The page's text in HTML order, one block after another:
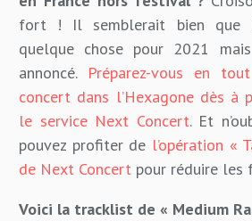
fort ! Il semblerait bien que
quelque chose pour 2021
annoncé. Préparez-vous en
concert dans l’Hexagone dès à
le service Next Concert. Et
pouvez profiter de l’opération «
de Next Concert pour réduire les
Voici la tracklist de « Medium